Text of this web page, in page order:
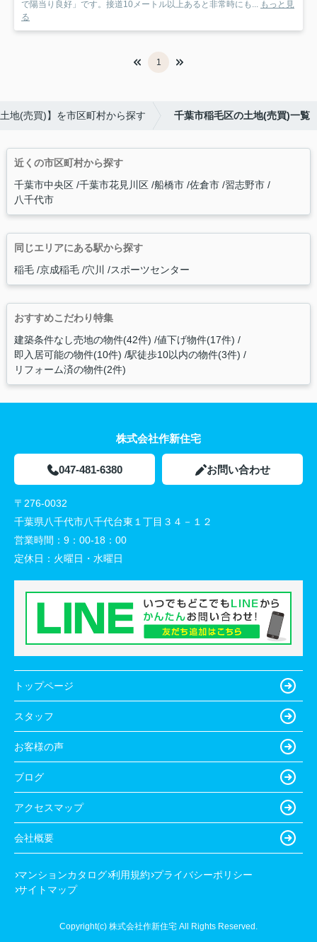
で陽当り良好」です。接道10メートル以上あると非常時にも... もっと見
る
1
地(売買)】を市区町村から探す 千葉市稲毛区の土地(売買)一覧
近くの市区町村から探す
千葉市中央区 千葉市花見川区 船橋市 佐倉市 習志野市
八千代市
同じエリアにある駅から探す
稲毛 京成稲毛 穴川 スポーツセンター
おすすめこだわり特集
建築条件なし売地の物件(42件) 値下げ物件(17件)
即入居可能の物件(10件) 駅徒歩10以内の物件(3件)
リフォーム済の物件(2件)
株式会社作新住宅
047-481-6380 お問い合わせ
〒276-0032
千葉県八千代市八千代台東１丁目３４－１２
営業時間： 9：00-18：00
定休日： 火曜日・水曜日
トップページ
スタッフ
お客様の声
ブログ
アクセスマップ
会社概要
マンションカタログ 利用規約 プライバシーポリシー
サイトマップ
Copyright(c) 株式会社作新住宅 All Rights Reserved.